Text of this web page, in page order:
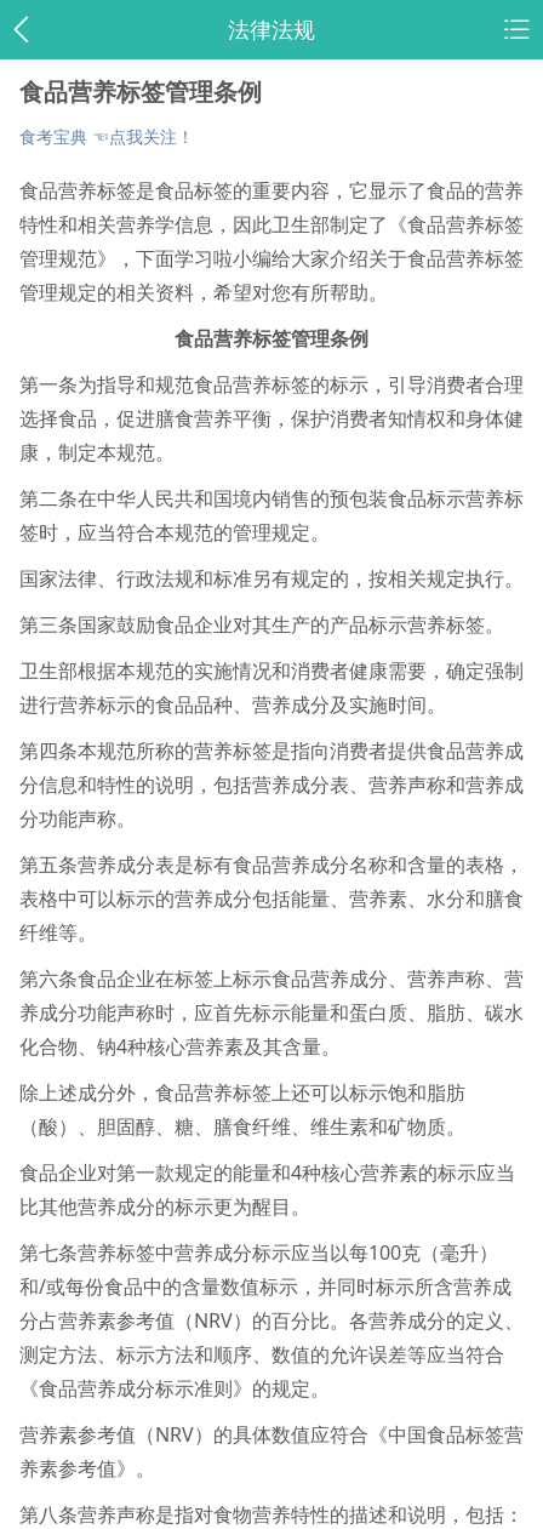
法律法规
食品营养标签管理条例
食考宝典 ☜点我关注！
食品营养标签是食品标签的重要内容，它显示了食品的营养
特性和相关营养学信息，因此卫生部制定了《食品营养标签
管理规范》，下面学习啦小编给大家介绍关于食品营养标签
管理规定的相关资料，希望对您有所帮助。
食品营养标签管理条例
第一条为指导和规范食品营养标签的标示，引导消费者合理
选择食品，促进膳食营养平衡，保护消费者知情权和身体健
康，制定本规范。
第二条在中华人民共和国境内销售的预包装食品标示营养标
签时，应当符合本规范的管理规定。
国家法律、行政法规和标准另有规定的，按相关规定执行。
第三条国家鼓励食品企业对其生产的产品标示营养标签。
卫生部根据本规范的实施情况和消费者健康需要，确定强制
进行营养标示的食品品种、营养成分及实施时间。
第四条本规范所称的营养标签是指向消费者提供食品营养成
分信息和特性的说明，包括营养成分表、营养声称和营养成
分功能声称。
第五条营养成分表是标有食品营养成分名称和含量的表格，
表格中可以标示的营养成分包括能量、营养素、水分和膳食
纤维等。
第六条食品企业在标签上标示食品营养成分、营养声称、营
养成分功能声称时，应首先标示能量和蛋白质、脂肪、碳水
化合物、钠4种核心营养素及其含量。
除上述成分外，食品营养标签上还可以标示饱和脂肪
（酸）、胆固醇、糖、膳食纤维、维生素和矿物质。
食品企业对第一款规定的能量和4种核心营养素的标示应当
比其他营养成分的标示更为醒目。
第七条营养标签中营养成分标示应当以每100克（毫升）
和/或每份食品中的含量数值标示，并同时标示所含营养成
分占营养素参考值（NRV）的百分比。各营养成分的定义、
测定方法、标示方法和顺序、数值的允许误差等应当符合
《食品营养成分标示准则》的规定。
营养素参考值（NRV）的具体数值应符合《中国食品标签营
养素参考值》。
第八条营养声称是指对食物营养特性的描述和说明，包括：